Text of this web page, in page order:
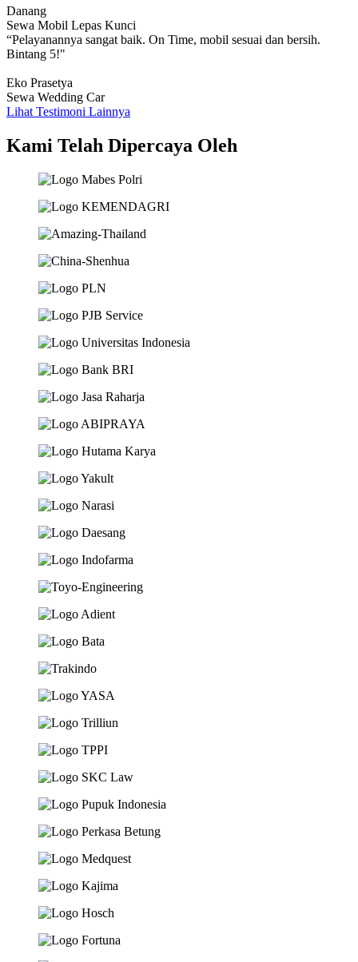
Danang
Sewa Mobil Lepas Kunci
“Pelayanannya sangat baik. On Time, mobil sesuai dan bersih.
Bintang 5!"
Eko Prasetya
Sewa Wedding Car
Lihat Testimoni Lainnya
Kami Telah Dipercaya Oleh